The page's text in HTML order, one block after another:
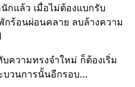
กแล้ว เมื่อไม่ต้องแบกรับ
กร้อนผ่อนคลาย ลบล้างความ
ความทรงจำใหม่ ก็ต้องเริ่ม
บวนการนั้นอีกรอบ…